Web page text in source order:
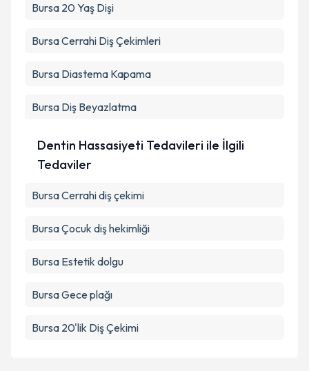
Bursa 20 Yaş Dişi
Bursa Cerrahi Diş Çekimleri
Bursa Diastema Kapama
Bursa Diş Beyazlatma
Dentin Hassasiyeti Tedavileri ile İlgili
Tedaviler
Bursa Cerrahi diş çekimi
Bursa Çocuk diş hekimliği
Bursa Estetik dolgu
Bursa Gece plağı
Bursa 20'lik Diş Çekimi